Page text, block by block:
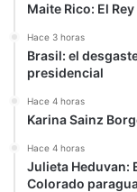
Maite Rico: El
Hace 3 horas
Brasil: el
presidencial
Hace 4 horas
Karina Sainz
Hace 4 horas
Julieta Heduvan:
Colorado